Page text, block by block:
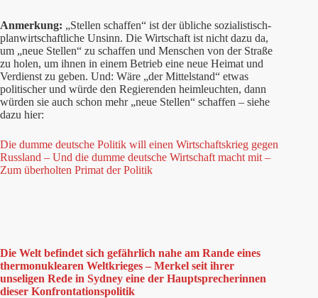
Anmerkung: „Stellen schaffen“ ist der übliche sozialistisch-
planwirtschaftliche Unsinn. Die Wirtschaft ist nicht dazu da,
um „neue Stellen“ zu schaffen und Menschen von der Straße
zu holen, um ihnen in einem Betrieb eine neue Heimat und
Verdienst zu geben. Und: Wäre „der Mittelstand“ etwas
politischer und würde den Regierenden heimleuchten, dann
würden sie auch schon mehr „neue Stellen“ schaffen – siehe
dazu hier:
Die dumme deutsche Politik will einen Wirtschaftskrieg gegen
Russland – Und die dumme deutsche Wirtschaft macht mit –
Zum überholten Primat der Politik
Die Welt befindet sich gefährlich nahe am Rande eines
thermonuklearen Weltkrieges – Merkel seit ihrer
unseligen Rede in Sydney eine der Hauptsprecherinnen
dieser Konfrontationspolitik